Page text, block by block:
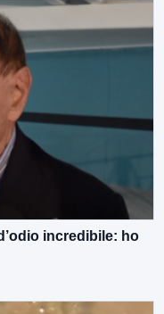
incredibile: ho